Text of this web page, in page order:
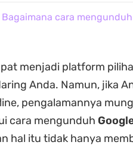
Bagaimana cara
menjadi platform
Anda. Namun, jika
pengalamannya
cara mengunduh
hal itu tidak hanya